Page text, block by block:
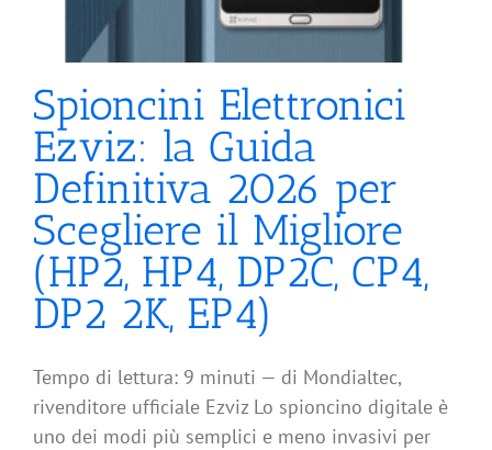
Spioncini Elettronici
Ezviz: la Guida
Definitiva 2026 per
Scegliere il Migliore
(HP2, HP4, DP2C, CP4,
DP2 2K, EP4)
Tempo di lettura: 9 minuti — di Mondialtec,
rivenditore ufficiale Ezviz Lo spioncino digitale è
uno dei modi più semplici e meno invasivi per